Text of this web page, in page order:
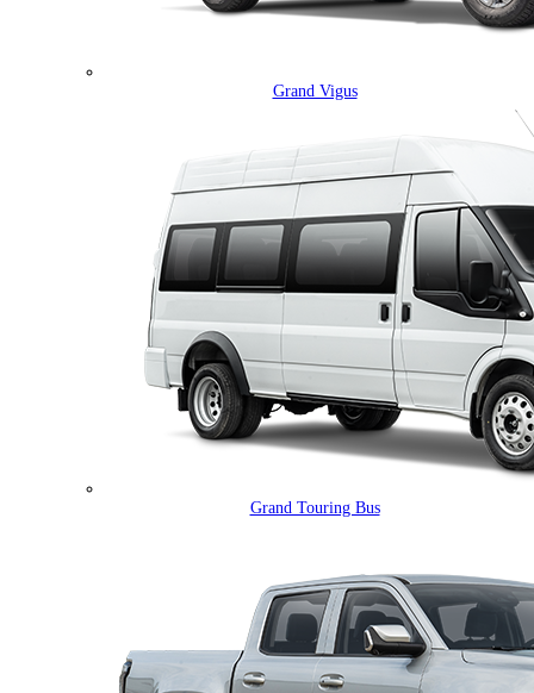
Grand Vigus
Grand Touring Bus